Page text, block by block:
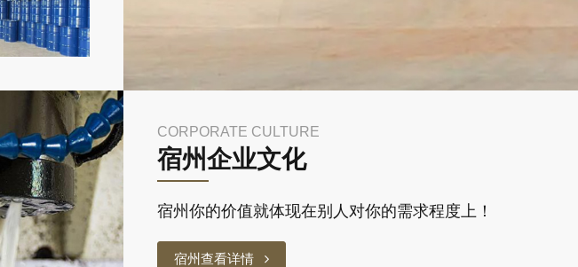
CORPORATE CULTURE
宿州企业文化
宿州你的价值就体现在别人对你的需求程度上！
宿州查看详情